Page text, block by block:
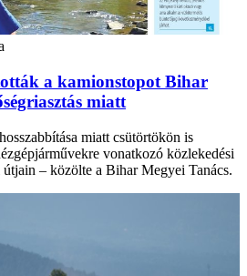
a kamionstopot Bihar
miatt
miatt csütörtökön is
vonatkozó közlekedési
– közölte a Bihar Megyei Tanács.